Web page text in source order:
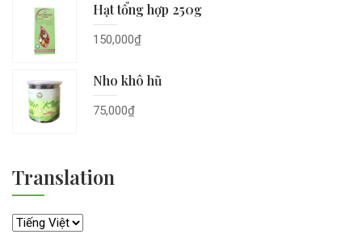
Hạt tổng hợp 250g
150,000₫
Nho khô hũ
75,000₫
Translation